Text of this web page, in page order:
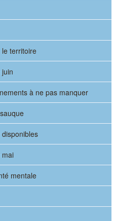
territoire
à ne pas manquer
mai
mentale